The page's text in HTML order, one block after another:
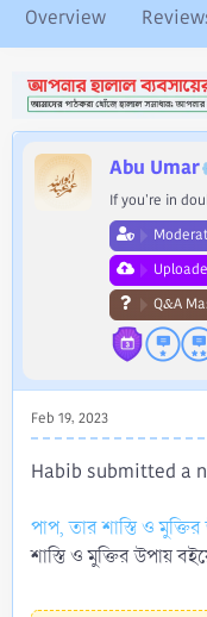
s
r
t
e
Overview
Abu Umar
Q&A
Feb 19, 2023
Habib submitted a
পাপ, তার শাস্তি ও
শাস্তি ও মুক্তির উপায়